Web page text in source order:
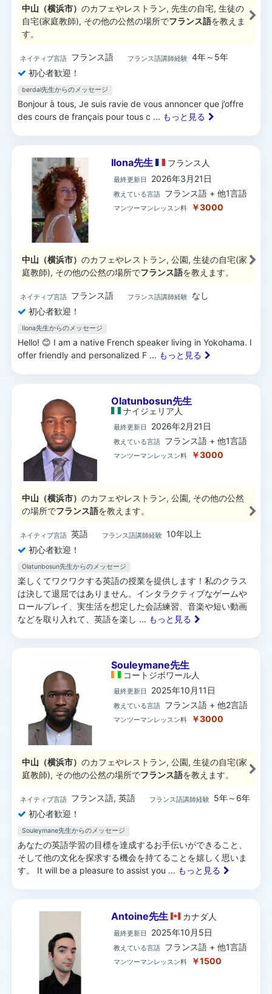
中山（横浜市） のカフェやレストラン, 先生の自宅, 生徒の
自宅(家庭教師), その他の公然の場所でフランス語を教えま
す。
ネイティブ言語 フランス語 フランス語講師経験 4年～5年
初心者歓迎！
berdal先生からのメッセージ
Bonjour à tous, Je suis ravie de vous annoncer que j’offre
des cours de français pour tous c ... もっと見る
Ilona先生 フランス 人
最終更新日 2026年3月21日
教えている言語 フランス語 + 他1言語
マンツーマンレッスン料 ￥3000
中山（横浜市） のカフェやレストラン, 公園, 生徒の自宅(家
庭教師), その他の公然の場所でフランス語を教えます。
ネイティブ言語 フランス語 フランス語講師経験
なし
初心者歓迎！
Ilona先生からのメッセージ
Hello! 😊 I am a native French speaker living in Yokohama. I
offer friendly and personalized F ... もっと見る
Olatunbosun先生
ナイジェリア 人
最終更新日 2026年2月21日
教えている言語 フランス語 + 他1言語
マンツーマンレッスン料 ￥3000
中山（横浜市） のカフェやレストラン, 公園, その他の公然
の場所でフランス語を教えます。
ネイティブ言語 英語 フランス語講師経験 10年以上
初心者歓迎！
Olatunbosun先生からのメッセージ
楽しくてワクワクする英語の授業を提供します！私のクラス
は決して退屈ではありません。インタラクティブなゲームや
ロールプレイ、実生活を想定した会話練習、音楽や短い動画
などを取り入れて、英語を楽し ... もっと見る
Souleymane先生
コートジボワール人
最終更新日 2025年10月11日
教えている言語 フランス語 + 他2言語
マンツーマンレッスン料 ￥3000
中山（横浜市） のカフェやレストラン, 公園, 生徒の自宅(家
庭教師), その他の公然の場所でフランス語を教えます。
ネイティブ言語 フランス語, 英語 フランス語講師経験
5年～6年
初心者歓迎！
Souleymane先生からのメッセージ
あなたの英語学習の目標を達成するお手伝いができること、
そして他の文化を探求する機会を持てることを嬉しく思いま
す。 It will be a pleasure to assist you ... もっと見る
Antoine先生 カナダ人
最終更新日 2025年10月5日
教えている言語 フランス語 + 他1言語
マンツーマンレッスン料 ￥1500